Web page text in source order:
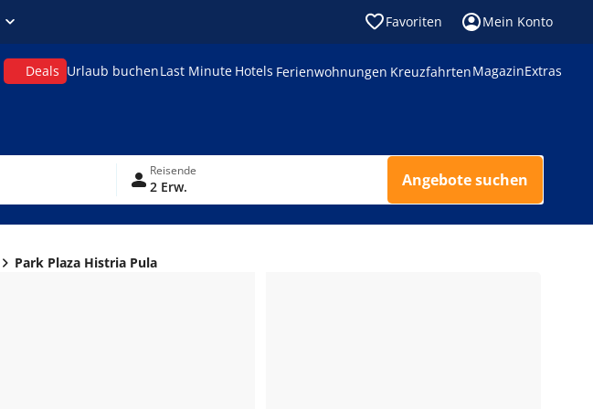
Favoriten Mein Konto
Deals Urlaub buchenLast Minute Hotels Ferienwohnungen KreuzfahrtenMagazinExtras
Reisende
2 Erw. Angebote suchen
Park Plaza Histria Pula